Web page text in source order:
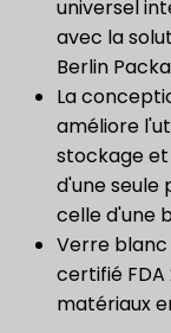
universel
avec la
Berlin
La
améliore
stockage
d'une seule
celle d'une
Verre blanc
certifié FDA
matériaux